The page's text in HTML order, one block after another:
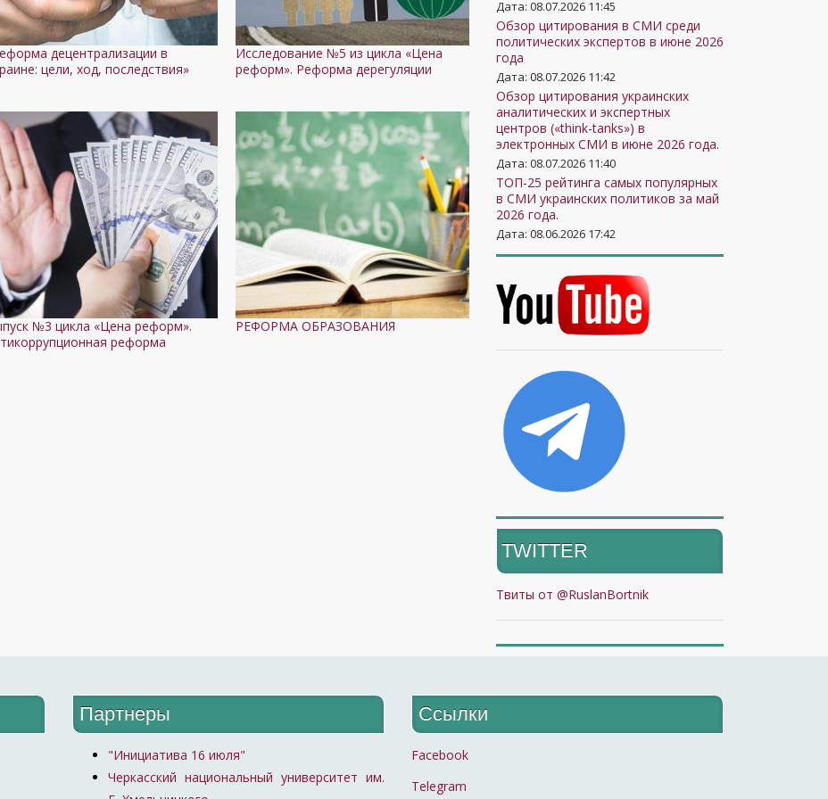
децентрализации в
цели, ход, последствия»
Исследование №5 из цикла «Цена
реформ». Реформа дерегуляции
№3 цикла «Цена реформ».
реформа
РЕФОРМА ОБРАЗОВАНИЯ
Дата: 08.07.2026 11:45
Обзор цитирования в СМИ среди
политических экспертов в июне 2026
года
Дата: 08.07.2026 11:42
Обзор цитирования украинских
аналитических и экспертных
центров («think-tanks») в
электронных СМИ в июне 2026 года.
Дата: 08.07.2026 11:40
ТОП-25 рейтинга самых популярных
в СМИ украинских политиков за май
2026 года.
Дата: 08.06.2026 17:42
TWITTER
Твиты от @RuslanBortnik
Партнеры
"Инициатива 16 июля"
Черкасский национальный университет им.
Ссылки
Facebook
Telegram